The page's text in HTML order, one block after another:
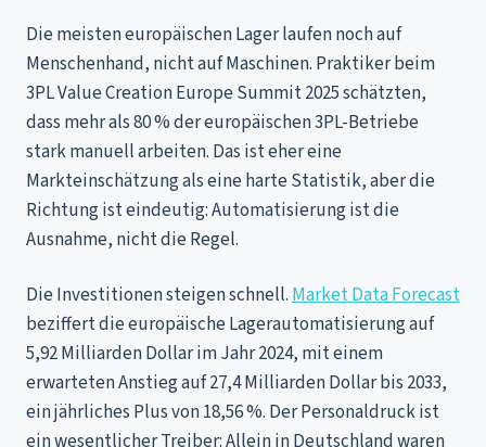
Die meisten europäischen Lager laufen noch auf
Menschenhand, nicht auf Maschinen. Praktiker beim
3PL Value Creation Europe Summit 2025 schätzten,
dass mehr als 80 % der europäischen 3PL-Betriebe
stark manuell arbeiten. Das ist eher eine
Markteinschätzung als eine harte Statistik, aber die
Richtung ist eindeutig: Automatisierung ist die
Ausnahme, nicht die Regel.
Die Investitionen steigen schnell.Market Data Forecast
beziffert die europäische Lagerautomatisierung auf
5,92 Milliarden Dollar im Jahr 2024, mit einem
erwarteten Anstieg auf 27,4 Milliarden Dollar bis 2033,
ein jährliches Plus von 18,56 %. Der Personaldruck ist
ein wesentlicher Treiber: Allein in Deutschland waren